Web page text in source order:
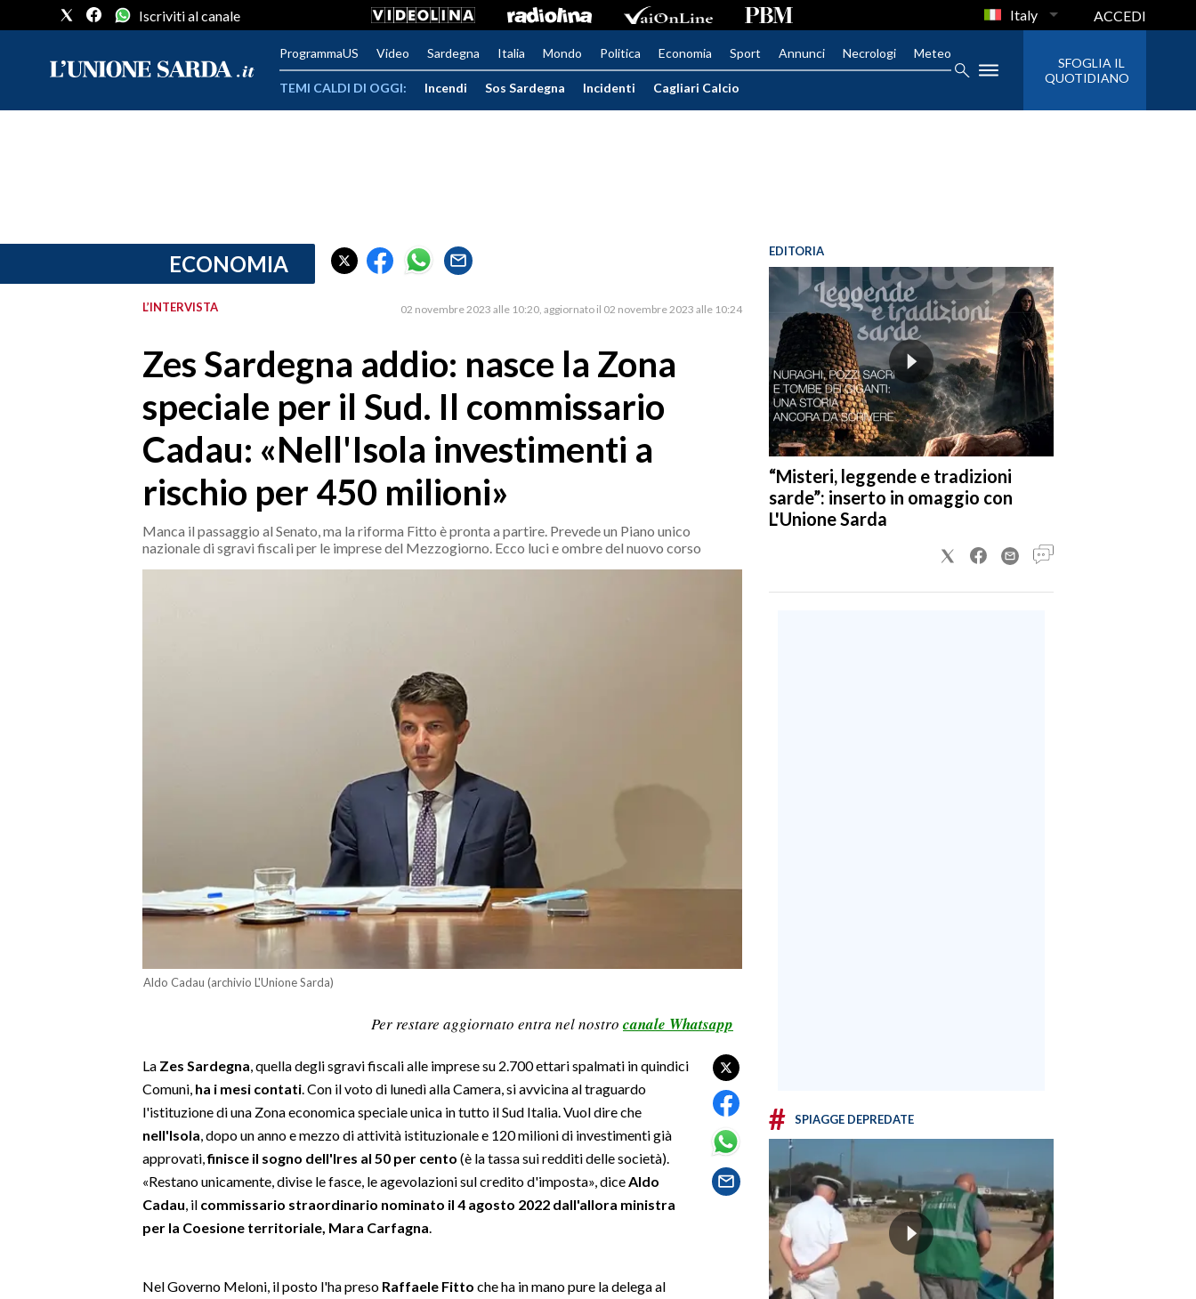
PROVINCIA DI CAGLIARI
Iscriviti al canale Italy ACCEDI
ProgrammaUS Video Sardegna Italia Mondo Politica Economia Sport Annunci Necrologi Meteo
TEMI CALDI DI OGGI: Incendi Sos Sardegna Incidenti Cagliari Calcio
SFOGLIA IL
QUOTIDIANO
ECONOMIA
L’INTERVISTA 02 novembre 2023 alle 10:20 aggiornato il 02 novembre 2023 alle 10:24
Zes Sardegna addio: nasce la Zona
speciale per il Sud. Il commissario
Cadau: «Nell'Isola investimenti a
rischio per 450 milioni»
Manca il passaggio al Senato, ma la riforma Fitto è pronta a partire. Prevede un Piano unico
nazionale di sgravi fiscali per le imprese del Mezzogiorno. Ecco luci e ombre del nuovo corso
Aldo Cadau (archivio L'Unione Sarda)
Per restare aggiornato entra nel nostro canale Whatsapp
La Zes Sardegna, quella degli sgravi fiscali alle imprese su 2.700 ettari spalmati in quindici
Comuni, ha i mesi contati. Con il voto di lunedì alla Camera, si avvicina al traguardo
l'istituzione di una Zona economica speciale unica in tutto il Sud Italia. Vuol dire che
nell'Isola, dopo un anno e mezzo di attività istituzionale e 120 milioni di investimenti già
approvati,finisce il sogno dell'Ires al 50 per cento (è la tassa sui redditi delle società).
«Restano unicamente, divise le fasce, le agevolazioni sul credito d'imposta», diceAldo
Cadau, il commissario straordinario nominato il 4 agosto 2022 dall'allora ministra
per la Coesione territoriale, Mara Carfagna.
Nel Governo Meloni, il posto l'ha preso Raffaele Fitto che ha in mano pure la delega al
EDITORIA
“Misteri, leggende e tradizioni
sarde”: inserto in omaggio con
L'Unione Sarda
# SPIAGGE DEPREDATE